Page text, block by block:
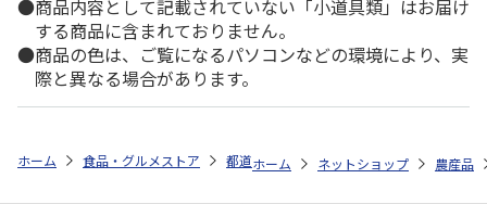
商品内容として記載されていない「小道具類」はお届け
する商品に含まれておりません。
商品の色は、ご覧になるパソコンなどの環境により、実
際と異なる場合があります。
ホーム 食品・グルメストア 都道府県から探す 長野県 桃（ワッ
ホーム ネットショップ 農産品